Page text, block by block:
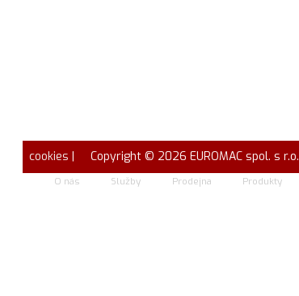
cookies | Copyright © 2026 EUROMAC spol. s r.o.
O nás Služby Prodejna Produkty